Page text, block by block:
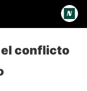
el conflicto